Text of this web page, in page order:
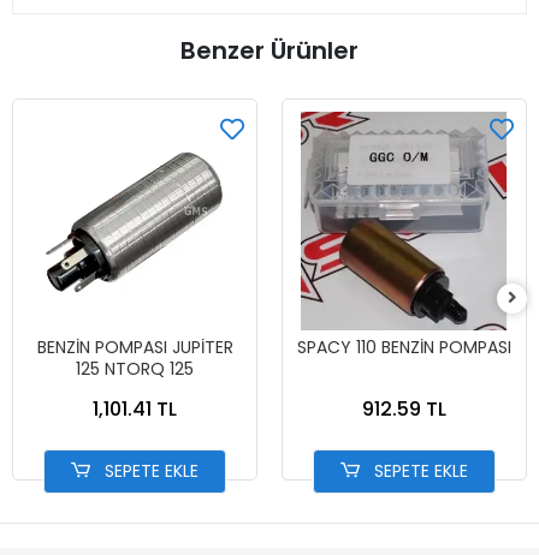
Benzer Ürünler
BENZİN POMPASI JUPİTER
125 NTORQ 125
1,101.41 TL
SEPETE EKLE
SPACY 110 BENZİN POMPASI
912.59 TL
SEPETE EKLE